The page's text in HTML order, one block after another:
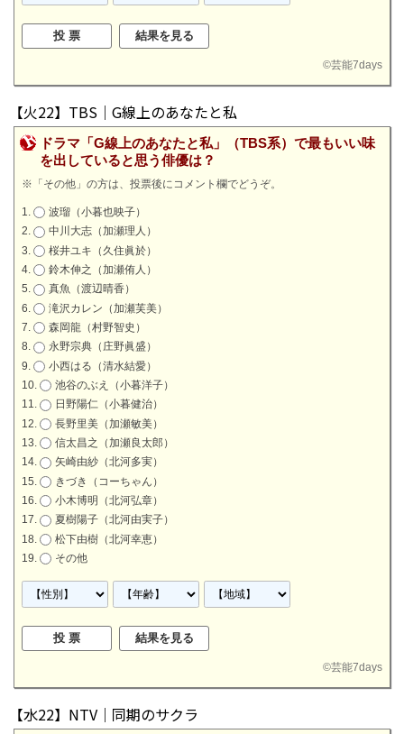
©芸能7days
【火22】TBS｜G線上のあなたと私
ドラマ「G線上のあなたと私」（TBS系）で最もいい味
を出していると思う俳優は？
※「その他」の方は、投票後にコメント欄でどうぞ。
波瑠（小暮也映子）
中川大志（加瀬理人）
桜井ユキ（久住眞於）
鈴木伸之（加瀬侑人）
真魚（渡辺晴香）
滝沢カレン（加瀬芙美）
森岡龍（村野智史）
永野宗典（庄野眞盛）
小西はる（清水結愛）
池谷のぶえ（小暮洋子）
日野陽仁（小暮健治）
長野里美（加瀬敏美）
信太昌之（加瀬良太郎）
矢崎由紗（北河多実）
きづき（コーちゃん）
小木博明（北河弘章）
夏樹陽子（北河由実子）
松下由樹（北河幸恵）
その他
©芸能7days
【水22】NTV｜同期のサクラ